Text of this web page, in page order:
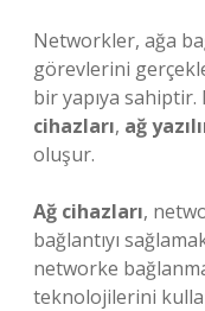
Networkler, ağa
görevlerini
bir yapıya sahiptir.
cihazları, ağ
oluşur.
Ağ cihazları,
bağlantıyı
networke
teknolojilerini